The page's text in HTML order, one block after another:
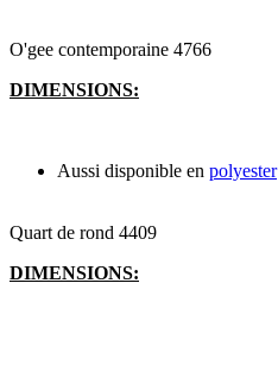
O'gee contemporaine 4766
DIMENSIONS:
Aussi disponible en polyester
Quart de rond 4409
DIMENSIONS: